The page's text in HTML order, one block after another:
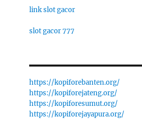
link slot gacor
slot gacor 777
https://kopiforebanten.org/
https://kopiforejateng.org/
https://kopiforesumut.org/
https://kopiforejayapura.org/